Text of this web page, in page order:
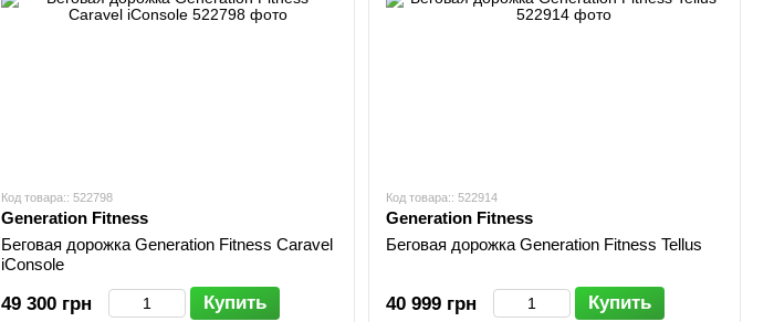
Код товара:: 522798
Generation Fitness
Беговая дорожка Generation Fitness Caravel
iConsole
49 300 грн Купить
Код товара:: 522914
Generation Fitness
Беговая дорожка Generation Fitness Tellus
40 999 грн Купить